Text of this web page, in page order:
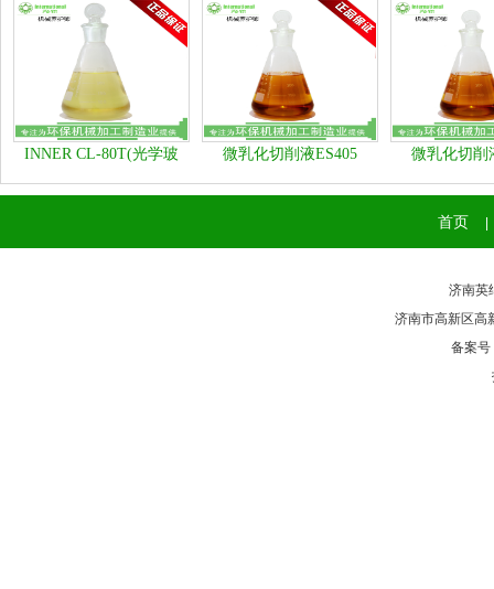
INNER CL-80T(光学玻
微乳化切削液ES405 微乳化切削
首页
济南英
济南市高新区高
备案号